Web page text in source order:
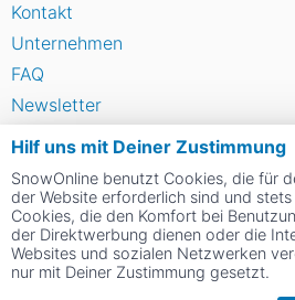
Hilf uns mit Deiner Zustimmung
SnowOnline benutzt Cookies, die für
der Website erforderlich sind und
Cookies, die den Komfort bei
der Direktwerbung dienen oder die
Websites und sozialen Netzwerken
nur mit Deiner Zustimmung gesetzt.
Kontakt
Unternehmen
FAQ
Newsletter
Widget
Umfragen
Skigebiet bewerten
Social Web